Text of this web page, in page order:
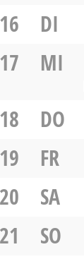
16
DI
17
MI
18
DO
19
FR
20
SA
21
SO